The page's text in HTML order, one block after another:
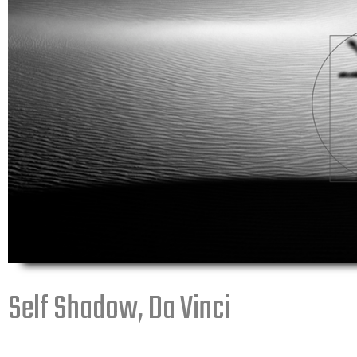
Self Shadow, Da Vinci